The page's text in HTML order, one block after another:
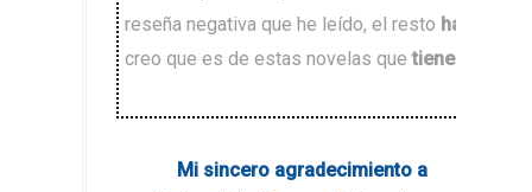
reseña negativa que he leído, el resto hablan
creo que es de estas novelas quetienes que
Mi sincero agradecimiento a